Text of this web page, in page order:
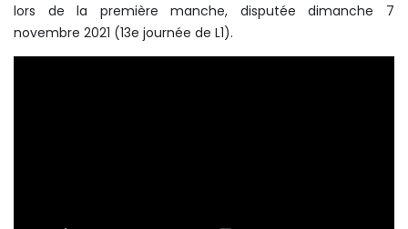
lors de la première manche, disputée dimanche 7
novembre 2021 (13e journée de L1).